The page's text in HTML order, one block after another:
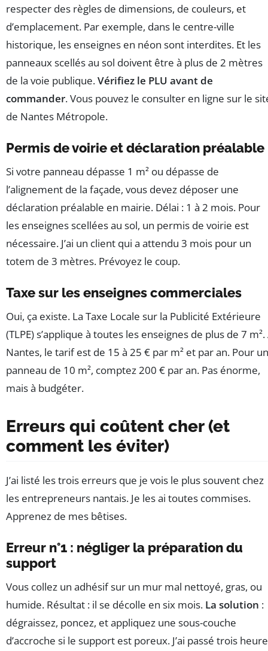
respecter des règles de dimensions, de couleurs, et
d’emplacement. Par exemple, dans le centre-ville
historique, les enseignes en néon sont interdites. Et les
panneaux scellés au sol doivent être à plus de 2 mètres
de la voie publique.Vérifiez le PLU avant de
commander. Vous pouvez le consulter en ligne sur le
de Nantes Métropole.
Permis de voirie et déclaration préalable
Si votre panneau dépasse 1 m² ou dépasse de
l’alignement de la façade, vous devez déposer une
déclaration préalable en mairie. Délai : 1 à 2 mois. Pour
les enseignes scellées au sol, un permis de voirie est
nécessaire. J’ai un client qui a attendu 3 mois pour un
totem de 3 mètres. Prévoyez le coup.
Taxe sur les enseignes commerciales
Oui, ça existe. La Taxe Locale sur la Publicité Extérieure
(TLPE) s’applique à toutes les enseignes de plus de 7 m².
Nantes, le tarif est de 15 à 25 € par m² et par an. Pour un
panneau de 10 m², comptez 200 € par an. Pas énorme,
mais à budgéter.
Erreurs qui coûtent cher (et
comment les éviter)
J’ai listé les trois erreurs que je vois le plus souvent chez
les entrepreneurs nantais. Je les ai toutes commises.
Apprenez de mes bêtises.
Erreur n°1 : négliger la préparation du
support
Vous collez un adhésif sur un mur mal nettoyé, gras, ou
humide. Résultat : il se décolle en six mois. La solution :
dégraissez, poncez, et appliquez une sous-couche
d’accroche si le support est poreux. J’ai passé trois